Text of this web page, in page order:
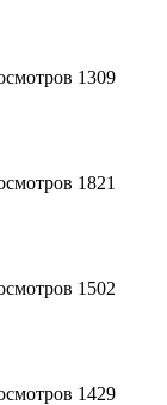
1309
1821
1502
1429